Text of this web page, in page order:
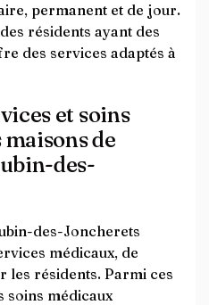
permanent et de jour.
résidents ayant des
des services adaptés à
et soins
maisons de
des-
des-Joncherets
médicaux, de
les résidents. Parmi ces
soins médicaux